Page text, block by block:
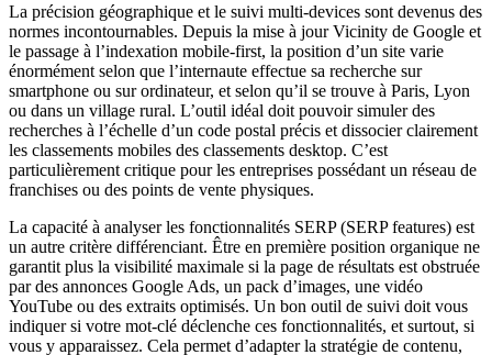
La précision géographique et le suivi multi-devices sont devenus des
normes incontournables. Depuis la mise à jour Vicinity de Google et
le passage à l’indexation mobile-first, la position d’un site varie
énormément selon que l’internaute effectue sa recherche sur
smartphone ou sur ordinateur, et selon qu’il se trouve à Paris, Lyon
ou dans un village rural. L’outil idéal doit pouvoir simuler des
recherches à l’échelle d’un code postal précis et dissocier clairement
les classements mobiles des classements desktop. C’est
particulièrement critique pour les entreprises possédant un réseau de
franchises ou des points de vente physiques.
La capacité à analyser les fonctionnalités SERP (SERP features) est
un autre critère différenciant. Être en première position organique ne
garantit plus la visibilité maximale si la page de résultats est obstruée
par des annonces Google Ads, un pack d’images, une vidéo
YouTube ou des extraits optimisés. Un bon outil de suivi doit vous
indiquer si votre mot-clé déclenche ces fonctionnalités, et surtout, si
vous y apparaissez. Cela permet d’adapter la stratégie de contenu,